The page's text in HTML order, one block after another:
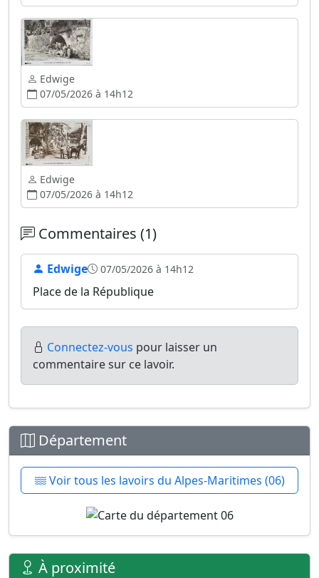
Edwige
07/05/2026 à 14h12
Edwige
07/05/2026 à 14h12
Commentaires (1)
Edwige 07/05/2026 à 14h12
Place de la République
Connectez-vous pour laisser un
commentaire sur ce lavoir.
Département
Voir tous les lavoirs du Alpes-Maritimes (06)
À proximité